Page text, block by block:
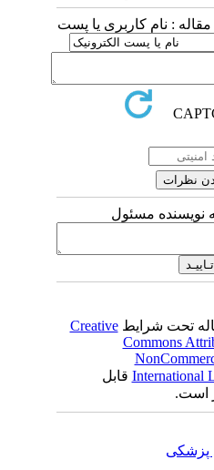
: نام کاربری یا پست
نویسنده مسئول
تحت شرایطCreative
Commons
قابل
است.